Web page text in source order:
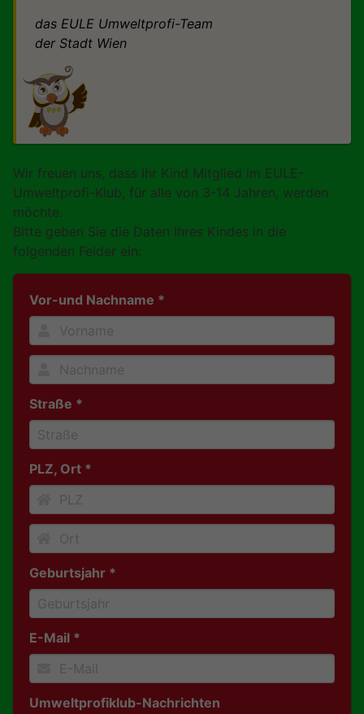
das EULE Umweltprofi-Team
der Stadt Wien
Wir freuen uns, dass Ihr Kind Mitglied im EULE-
Umweltprofi-Klub, für alle von 3-14 Jahren, werden
möchte.
Bitte geben Sie die Daten Ihres Kindes in die
folgenden Felder ein:
Vor-und Nachname *
Straße *
PLZ, Ort *
Geburtsjahr *
E-Mail *
Umweltprofiklub-Nachrichten